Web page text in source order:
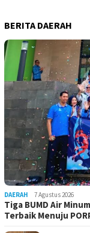
BERITA DAERAH
DAERAH 7 Agustus 2026
Tiga BUMD Air
Terbaik Menuju